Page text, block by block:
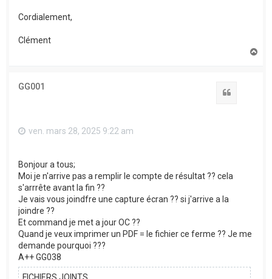
Cordialement,
Clément
GG001
ven. mars 28, 2025 9:22 am
Bonjour a tous;
Moi je n'arrive pas a remplir le compte de résultat ?? cela
s'arrrête avant la fin ??
Je vais vous joindfre une capture écran ?? si j'arrive a la
joindre ??
Et command je met a jour OC ??
Quand je veux imprimer un PDF = le fichier ce ferme ?? Je me
demande pourquoi ???
A++ GG038